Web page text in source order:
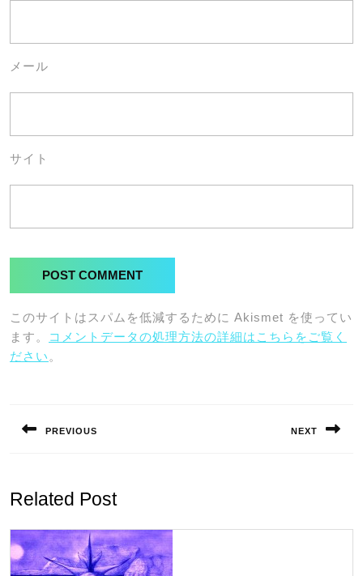
メール
サイト
このサイトはスパムを低減するために Akismet を使ってい
ます。
コメントデータの処理方法の詳細はこちらをご覧く
ださい 。
ナ
ゲ
ー
シ
ョ
PREVIOUS NEXT
Related Post